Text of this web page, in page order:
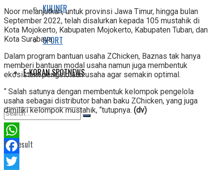
KULINER
SPORT
E-KORAN SPOTNEWS
No Result
Noor melanjutkan, untuk provinsi Jawa Timur, hingga bulan
September 2022, telah disalurkan kepada 105 mustahik di
Kota Mojokerto, Kabupaten Mojokerto, Kabupaten Tuban, dan
Kota Surabaya.
Dalam program bantuan usaha ZChicken, Baznas tak hanya
memberi bantuan modal usaha namun juga membentuk
ekosistem pengelolaan usaha agar semakin optimal.
“ Salah satunya dengan membentuk kelompok pengelola
usaha sebagai distributor bahan baku ZChicken, yang juga
dimiliki kelompok mustahik, “tutupnya. (dv)
WhatsApp
Facebook